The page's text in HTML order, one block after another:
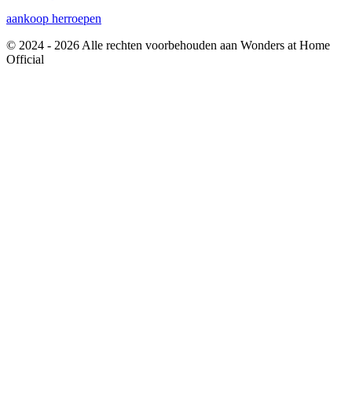
aankoop herroepen
© 2024 - 2026 Alle rechten voorbehouden aan Wonders at Home
Official